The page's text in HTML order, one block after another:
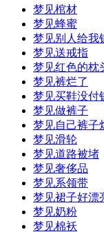
梦见棺材
梦见蜂蜜
梦见别人给我
梦见送戒指
梦见红色的枕
梦见裤烂了
梦见买鞋没付
梦见做裤子
梦见自己裤子
梦见滑轮
梦见道路被堵
梦见奢侈品
梦见系领带
梦见裙子好漂
梦见奶粉
梦见棉袄